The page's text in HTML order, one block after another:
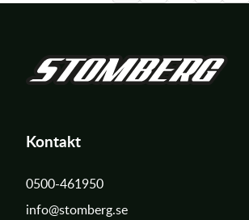
Kontakt
0500-461950
info@stomberg.se